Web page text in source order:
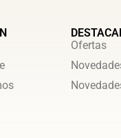
Ofertas